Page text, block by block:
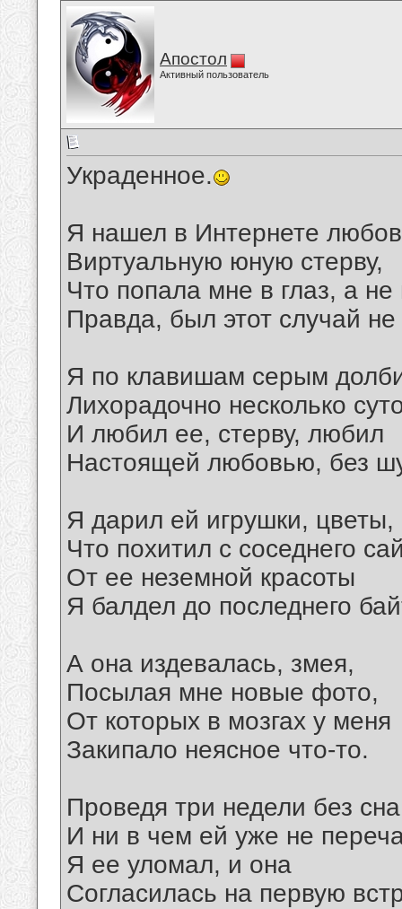
Апостол
Активный пользователь
Украденное.
Я нашел в Интернете
Виртуальную юную стерву,
Что попала мне в глаз, а не
Правда, был этот случай
Я по клавишам серым
Лихорадочно несколько
И любил ее, стерву, любил
Настоящей любовью, без
Я дарил ей игрушки, цветы,
Что похитил с соседнего
От ее неземной красоты
Я балдел до последнего
А она издевалась, змея,
Посылая мне новые фото,
От которых в мозгах у меня
Закипало неясное что-то.
Проведя три недели без сна
И ни в чем ей уже не
Я ее уломал, и она
Согласилась на первую